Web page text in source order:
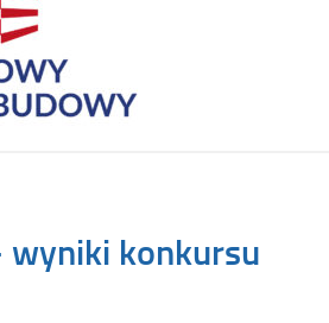
konkursu